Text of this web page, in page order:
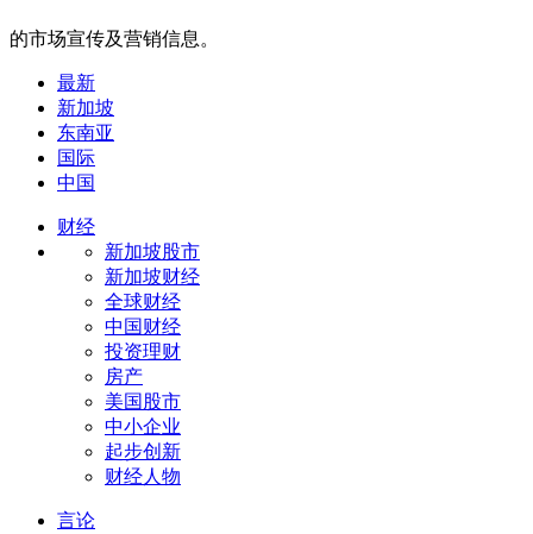
的市场宣传及营销信息。
最新
新加坡
东南亚
国际
中国
财经
新加坡股市
新加坡财经
全球财经
中国财经
投资理财
房产
美国股市
中小企业
起步创新
财经人物
言论